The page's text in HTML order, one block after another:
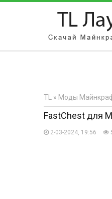
АВТОРИЗАЦИЯ
TL » Моды
FastChest для
2-03-2024, 19:56